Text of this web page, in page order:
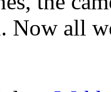
Now all